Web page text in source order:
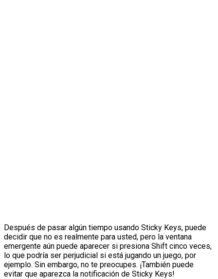
Después de pasar algún tiempo usando Sticky Keys, puede
decidir que no es realmente para usted, pero la ventana
emergente aún puede aparecer si presiona Shift cinco veces,
lo que podría ser perjudicial si está jugando un juego, por
ejemplo. Sin embargo, no te preocupes. ¡También puede
evitar que aparezca la notificación de Sticky Keys!